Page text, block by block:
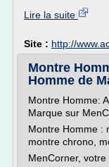
Lire la suite
Site : http://
Montre
Homme de
Montre Homme:
Marque sur
Montre Homme :
montre chrono,
MenCorner,